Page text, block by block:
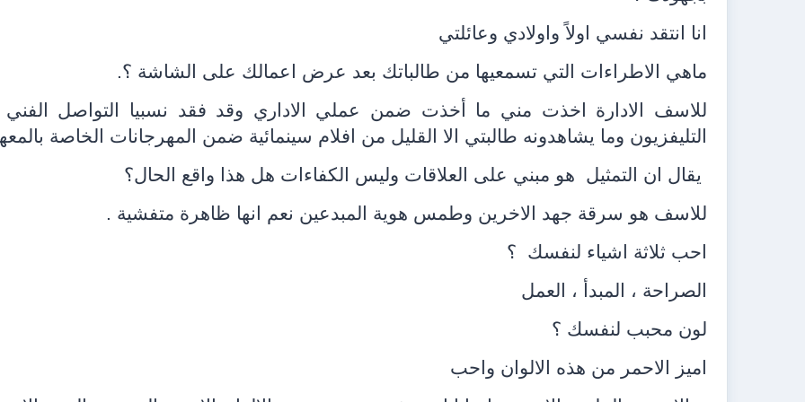
انا انتقد نفسي اولاً واولادي وعائلتي
ماهي الاطراءات التي تسمعيها من طالباتك بعد عرض اعمالك على الشاشة ؟.
للاسف الادارة اخذت مني ما أخذت ضمن عملي الاداري وقد فقد نسبيا التواصل
التليفزيون وما يشاهدونه طالبتي الا القليل من افلام سينمائية ضمن المهرجانات الخاصة
يقال ان التمثيل هو مبني على العلاقات وليس الكفاءات هل هذا واقع الحال؟
للاسف هو سرقة جهد الاخرين وطمس هوية المبدعين نعم انها ظاهرة متفشية .
احب ثلاثة اشياء لنفسك ؟
الصراحة ، المبدأ ، العمل
لون محبب لنفسك ؟
اميز الاحمر من هذه الالوان واحب